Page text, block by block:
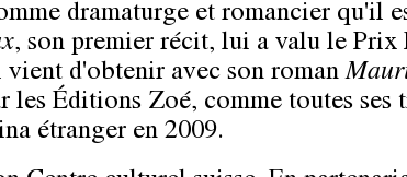
dramaturge et romancier qu'il
, son premier récit, lui a valu le Prix
vient d'obtenir avec son roman
les Éditions Zoé, comme toutes ses
étranger en 2009.